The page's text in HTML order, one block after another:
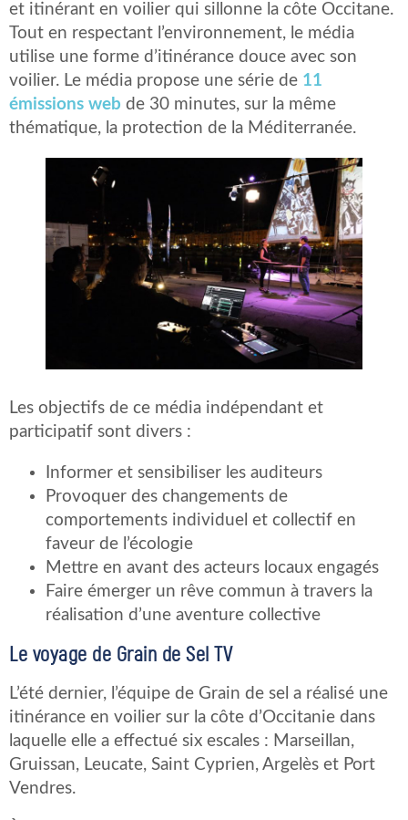
et itinérant en voilier qui sillonne la côte Occitane.
Tout en respectant l’environnement, le média
utilise une forme d’itinérance douce avec son
voilier. Le média propose une série de 11
émissions web de 30 minutes, sur la même
thématique, la protection de la Méditerranée.
Les objectifs de ce média indépendant et
participatif sont divers :
Informer et sensibiliser les auditeurs
Provoquer des changements de
comportements individuel et collectif en
faveur de l’écologie
Mettre en avant des acteurs locaux engagés
Faire émerger un rêve commun à travers la
réalisation d’une aventure collective
Le voyage de Grain de Sel TV
L’été dernier, l’équipe de Grain de sel a réalisé une
itinérance en voilier sur la côte d’Occitanie dans
laquelle elle a effectué six escales : Marseillan,
Gruissan, Leucate, Saint Cyprien, Argelès et Port
Vendres.